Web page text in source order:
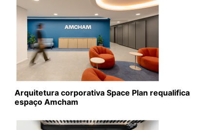
Arquitetura corporativa Space Plan requalifica
espaço Amcham